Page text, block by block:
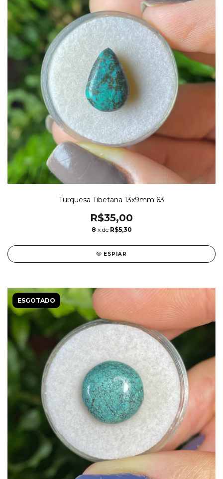
Turquesa Tibetana 13x9mm 63
R$35,00
8 x de R$5,30
ESPIAR
ESGOTADO